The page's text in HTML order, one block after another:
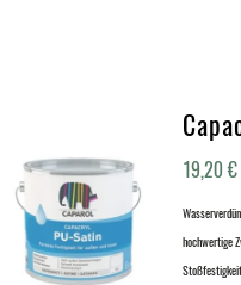
19,20€
hochwertige